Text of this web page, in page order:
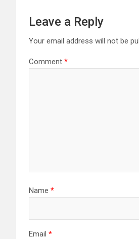
Leave a Reply
Your email address will not be
Comment *
Name *
Email *